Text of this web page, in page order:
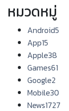
หมวดหมู่
Android5
App15
Apple38
Games61
Google2
Mobile30
News1727